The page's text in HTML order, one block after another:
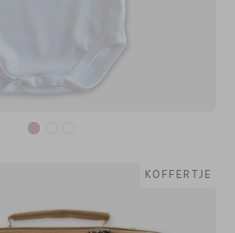
KOFFERTJE